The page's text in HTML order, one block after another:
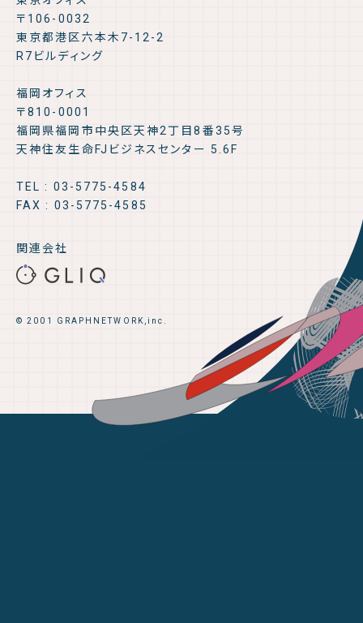
〒106-0032
東京都港区六本木7-12-2
R7ビルディング
福岡オフィス
〒810-0001
福岡県福岡市中央区天神2丁目8番35号
天神住友生命FJビジネスセンター 5.6F
TEL : 03-5775-4584
FAX : 03-5775-4585
関連会社
© 2001 GRAPHNETWORK,inc.